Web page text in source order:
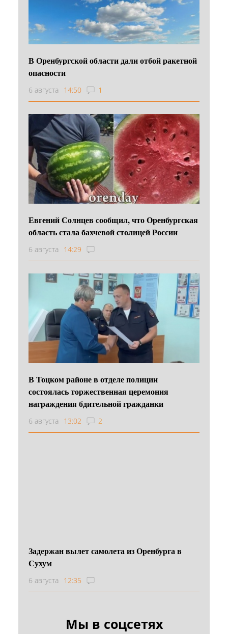
В Оренбургской области дали отбой ракетной
опасности
6 августа 14:50 1
Евгений Солнцев сообщил, что Оренбургская
область стала бахчевой столицей России
6 августа 14:29
В Тоцком районе в отделе полиции
состоялась торжественная церемония
награждения бдительной гражданки
6 августа 13:02 2
Задержан вылет самолета из Оренбурга в
Сухум
6 августа 12:35
Мы в соцсетях